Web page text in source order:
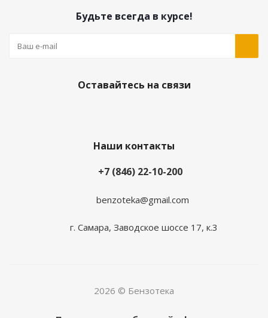
Будьте всегда в курсе!
Оставайтесь на связи
Наши контакты
+7 (846) 22-10-200
benzoteka@gmail.com
г. Самара, Заводское шоссе 17, к.3
2026 © Бензотека